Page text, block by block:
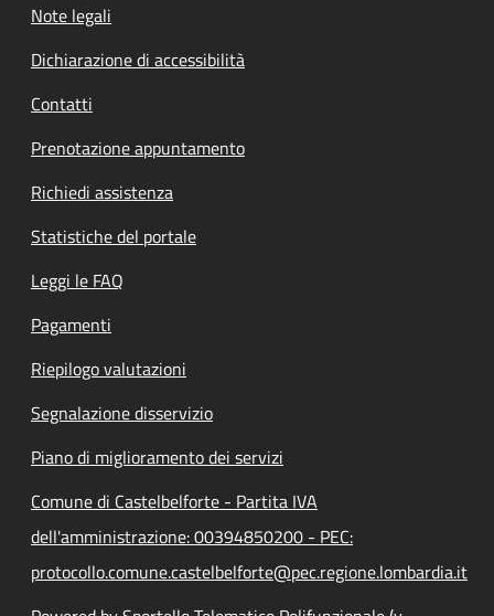
Note legali
Dichiarazione di accessibilità
Contatti
Prenotazione appuntamento
Richiedi assistenza
Statistiche del portale
Leggi le FAQ
Pagamenti
Riepilogo valutazioni
Segnalazione disservizio
Piano di miglioramento dei servizi
Comune di Castelbelforte - Partita IVA
dell'amministrazione: 00394850200 - PEC:
protocollo.comune.castelbelforte@pec.regione.lombardia.it